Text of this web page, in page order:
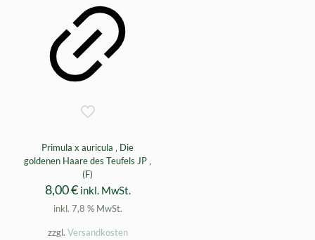
Primula x auricula ‚ Die
goldenen Haare des Teufels JP ‚
(F)
8,00€ inkl. MwSt.
inkl. 7,8 % MwSt.
zzgl. Versandkosten